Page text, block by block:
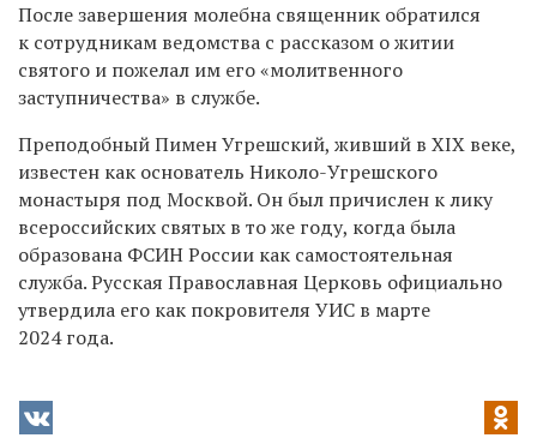
После завершения молебна священник обратился
к сотрудникам ведомства с рассказом о житии
святого и пожелал им его «молитвенного
заступничества» в службе.
Преподобный Пимен Угрешский, живший в XIX веке,
известен как основатель Николо-Угрешского
монастыря под Москвой. Он был причислен к лику
всероссийских святых в то же году, когда была
образована ФСИН России как самостоятельная
служба. Русская Православная Церковь официально
утвердила его как покровителя УИС в марте
2024 года.